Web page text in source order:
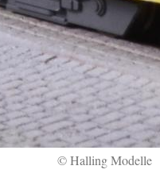
© Halling Modelle